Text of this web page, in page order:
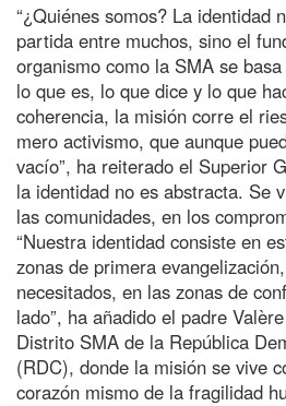
“¿Quiénes somos? La identidad
partida entre muchos, sino el
organismo como la SMA se
lo que es, lo que dice y lo que
coherencia, la misión corre el
mero activismo, que aunque
vacío”, ha reiterado el Superior
la identidad no es abstracta. Se
las comunidades, en los
“Nuestra identidad consiste en
zonas de primera
necesitados, en las zonas de
lado”, ha añadido el padre
Distrito SMA de la República
(RDC), donde la misión se vive
corazón mismo de la fragilidad